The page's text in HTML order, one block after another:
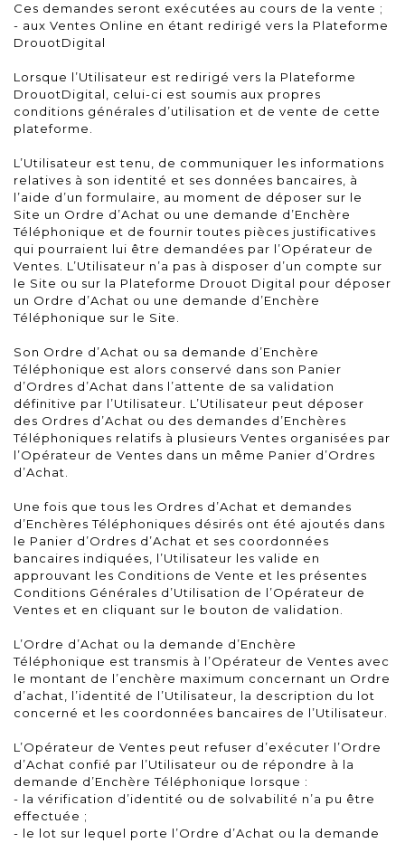
Ces demandes seront exécutées au cours de la vente ;
- aux Ventes Online en étant redirigé vers la Plateforme
DrouotDigital
Lorsque l’Utilisateur est redirigé vers la Plateforme
DrouotDigital, celui-ci est soumis aux propres
conditions générales d’utilisation et de vente de cette
plateforme.
L’Utilisateur est tenu, de communiquer les informations
relatives à son identité et ses données bancaires, à
l’aide d’un formulaire, au moment de déposer sur le
Site un Ordre d’Achat ou une demande d’Enchère
Téléphonique et de fournir toutes pièces justificatives
qui pourraient lui être demandées par l’Opérateur de
Ventes. L’Utilisateur n’a pas à disposer d’un compte sur
le Site ou sur la Plateforme Drouot Digital pour déposer
un Ordre d’Achat ou une demande d’Enchère
Téléphonique sur le Site.
Son Ordre d’Achat ou sa demande d’Enchère
Téléphonique est alors conservé dans son Panier
d’Ordres d’Achat dans l’attente de sa validation
définitive par l’Utilisateur. L’Utilisateur peut déposer
des Ordres d’Achat ou des demandes d’Enchères
Téléphoniques relatifs à plusieurs Ventes organisées par
l’Opérateur de Ventes dans un même Panier d’Ordres
d’Achat.
Une fois que tous les Ordres d’Achat et demandes
d’Enchères Téléphoniques désirés ont été ajoutés dans
le Panier d’Ordres d’Achat et ses coordonnées
bancaires indiquées, l’Utilisateur les valide en
approuvant les Conditions de Vente et les présentes
Conditions Générales d’Utilisation de l’Opérateur de
Ventes et en cliquant sur le bouton de validation.
L’Ordre d’Achat ou la demande d’Enchère
Téléphonique est transmis à l’Opérateur de Ventes avec
le montant de l’enchère maximum concernant un Ordre
d’achat, l’identité de l’Utilisateur, la description du lot
concerné et les coordonnées bancaires de l’Utilisateur.
L’Opérateur de Ventes peut refuser d’exécuter l’Ordre
d’Achat confié par l’Utilisateur ou de répondre à la
demande d’Enchère Téléphonique lorsque :
- la vérification d’identité ou de solvabilité n’a pu être
effectuée ;
- le lot sur lequel porte l’Ordre d’Achat ou la demande